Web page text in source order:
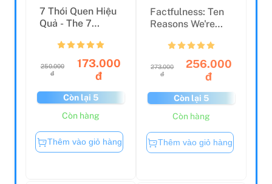
7 Thói Quen Hiệu
Quả - The 7
Effe...
250.000
đ
173.000
đ
Còn lại 5
Còn hàng
Thêm vào giỏ hàng
Factfulness: Ten
Reasons We're
Wor...
273.000
đ
256.000
đ
Còn lại 5
Còn hàng
Thêm vào giỏ hàng